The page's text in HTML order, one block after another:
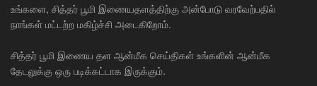
உங்களை, சித்தர் பூமி இணையதளத்திற்கு அன்போடு வரவேற்பதில்
நாங்கள் மட்டற்ற மகிழ்ச்சி அடைகிறோம்.
சித்தர் பூமி இணைய தள ஆன்மீக செய்திகள் உங்களின் ஆன்மீக
தேடலுக்கு ஒரு படிக்கட்டாக இருக்கும்.